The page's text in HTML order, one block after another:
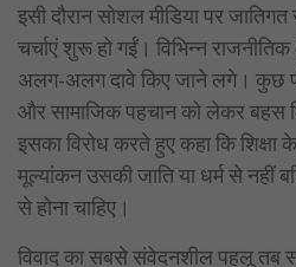
इसी दौरान सोशल मीडिया पर
चर्चाएं शुरू हो गईं। विभिन्न
अलग-अलग दावे किए जाने लगे। कुछ
और सामाजिक पहचान को लेकर बहस
इसका विरोध करते हुए कहा कि शिक्षा
मूल्यांकन उसकी जाति या धर्म से नहीं
से होना चाहिए।
विवाद का सबसे संवेदनशील पहलू